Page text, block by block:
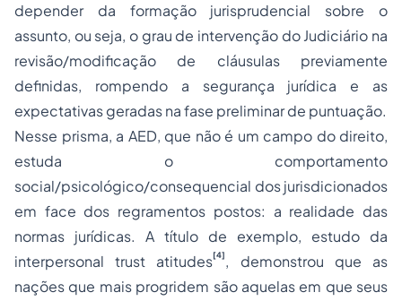
depender da formação jurisprudencial sobre o
assunto, ou seja, o grau de intervenção do Judiciário na
revisão/modificação de cláusulas previamente
definidas, rompendo a segurança jurídica e as
expectativas geradas na fase preliminar de puntuação.
Nesse prisma, a AED, que não é um campo do direito,
estuda o comportamento
social/psicológico/consequencial dos jurisdicionados
em face dos regramentos postos: a realidade das
normas jurídicas. A título de exemplo, estudo da
interpersonal trust atitudes[4], demonstrou que as
nações que mais progridem são aquelas em que seus